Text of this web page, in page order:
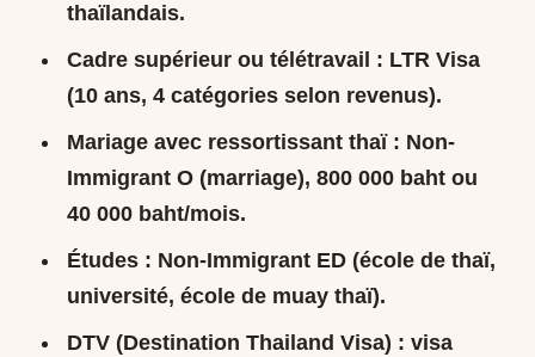
thaïlandais.
Cadre supérieur ou télétravail : LTR Visa
(10 ans, 4 catégories selon revenus).
Mariage avec ressortissant thaï: Non-
Immigrant O (marriage), 800 000 baht ou
40 000 baht/mois.
Études: Non-Immigrant ED (école de thaï,
université, école de muay thaï).
DTV (Destination Thailand Visa) : visa